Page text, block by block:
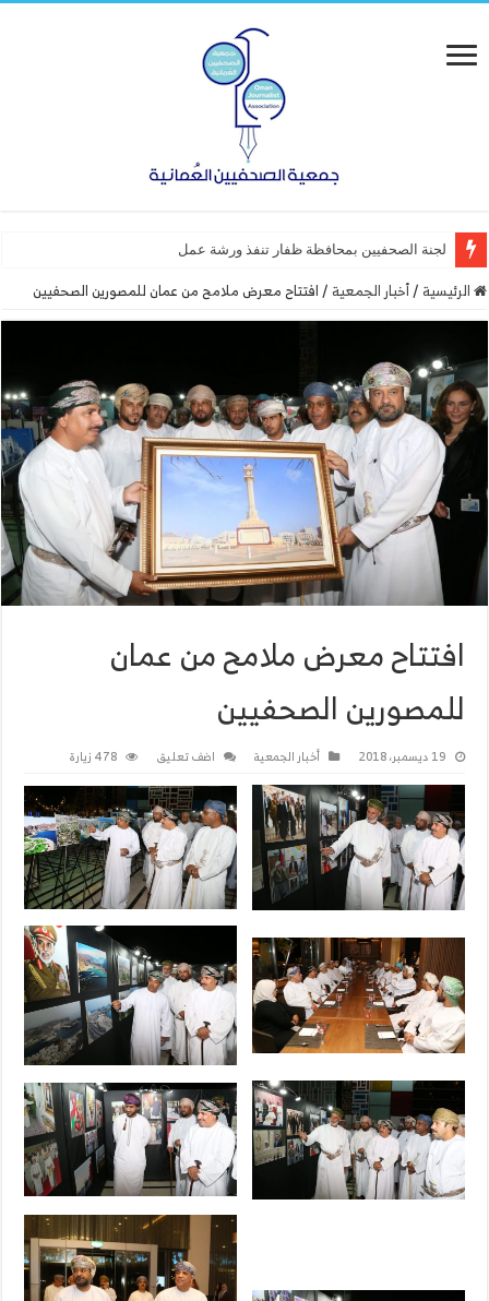
لجنة الصحفيين بمحافظة ظفار تنفذ ورشة عمل “أساسيات التصميم”
الرئيسية /أخبار الجمعية /افتتاح معرض ملامح من عمان للمصورين الصحفيين
افتتاح معرض ملامح من عمان
للمصورين الصحفيين
19 ديسمبر، 2018 أخبار الجمعية اضف تعليق 478 زيارة